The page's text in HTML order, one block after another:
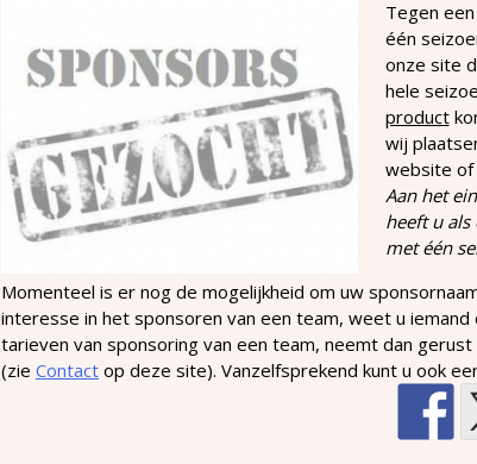
Tegen
één
onze site
hele
product
wij
website of
Aan het
heeft u
met één
Momenteel is er nog de mogelijkheid om uw
interesse in het sponsoren van een team, weet u
tarieven van sponsoring van een team, neemt dan gerust
(zie Contact op deze site). Vanzelfsprekend kunt u ook